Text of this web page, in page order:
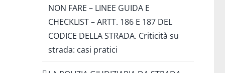
NON FARE – LINEE GUIDA E
CHECKLIST – ARTT. 186 E 187 DEL
CODICE DELLA STRADA. Criticità su
strada: casi pratici